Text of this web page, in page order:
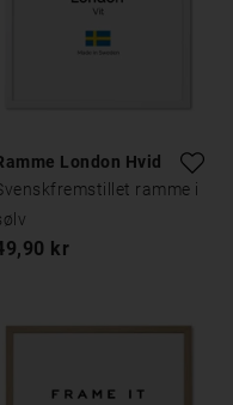
London Hvid
ramme i
kr